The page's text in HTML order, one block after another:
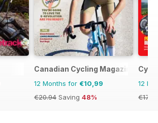
Canadian Cycling Magazine
12 Months for €10,99
€20.94 Saving 48%
12